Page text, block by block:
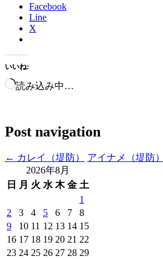
Facebook
Line
X
いいね:
読み込み中…
Post navigation
← カレイ（堤防） アイナメ（堤防）
2026年8月
日 月 火 水 木 金 土
1
2
3 4 5 6 7
8
9
10 11 12 13 14 15
16 17 18 19 20 21 22
23 24 25 26 27 28 29